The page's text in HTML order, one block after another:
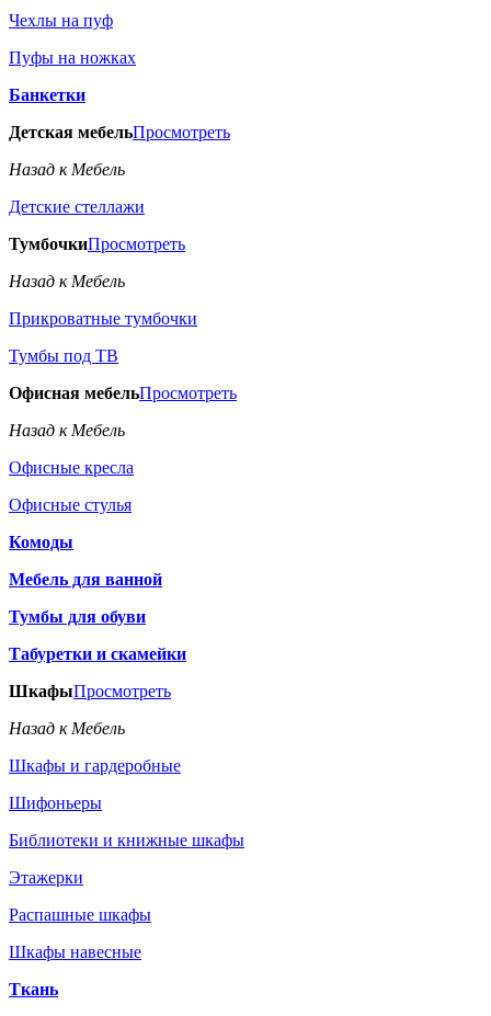
Чехлы на пуф
Пуфы на ножках
Банкетки
Детская мебельПросмотреть
Назад к Мебель
Детские стеллажи
ТумбочкиПросмотреть
Назад к Мебель
Прикроватные тумбочки
Тумбы под ТВ
Офисная мебельПросмотреть
Назад к Мебель
Офисные кресла
Офисные стулья
Комоды
Мебель для ванной
Тумбы для обуви
Табуретки и скамейки
ШкафыПросмотреть
Назад к Мебель
Шкафы и гардеробные
Шифоньеры
Библиотеки и книжные шкафы
Этажерки
Распашные шкафы
Шкафы навесные
Ткань